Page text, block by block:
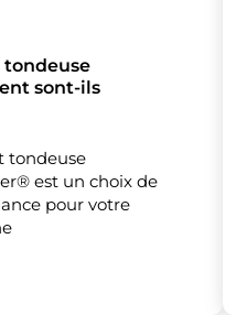
tondeuse
sont-ils
tondeuse
est un choix de
pour votre